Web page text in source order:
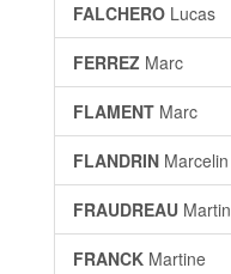
FALCHERO Lucas
FERREZ Marc
FLAMENT Marc
FLANDRIN Marcelin
FRAUDREAU Martin
FRANCK Martine